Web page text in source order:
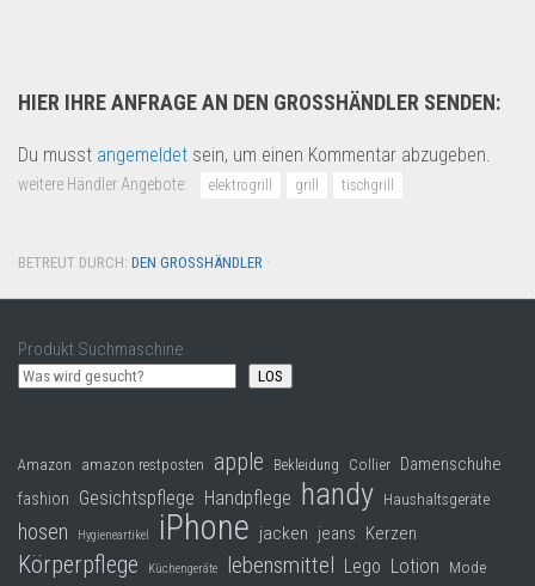
HIER IHRE ANFRAGE AN DEN GROSSHÄNDLER SENDEN:
Du musst angemeldet sein, um einen Kommentar abzugeben.
weitere Händler Angebote: elektrogrill grill tischgrill
BETREUT DURCH: DEN GROSSHÄNDLER ·
Produkt Suchmaschine
LOS
Amazon amazon restposten apple Bekleidung Collier Damenschuhe
fashion Gesichtspflege Handpflege handy Haushaltsgeräte
hosen Hygieneartikel iPhone jacken jeans Kerzen
Körperpflege Küchengeräte lebensmittel Lego Lotion Mode